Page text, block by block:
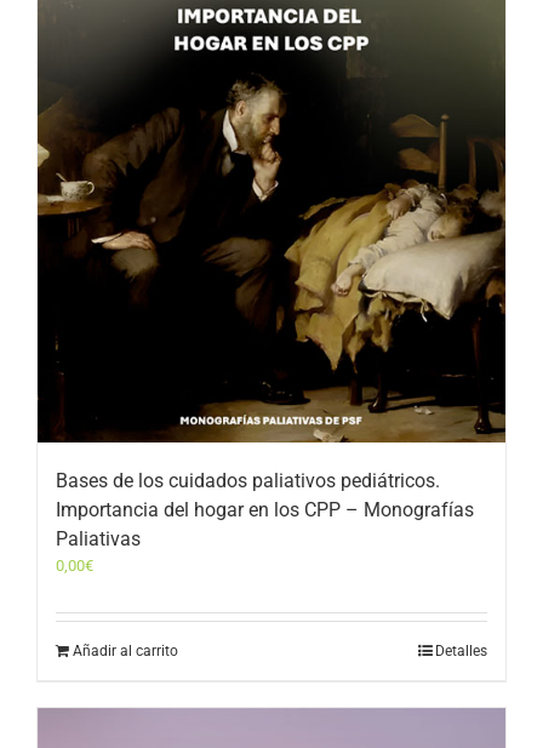
Bases de los cuidados paliativos pediátricos.
Importancia del hogar en los CPP – Monografías
Paliativas
0,00€
Añadir al carrito Detalles